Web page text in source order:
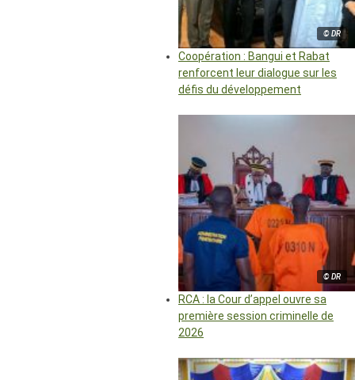
© DR
Coopération : Bangui et Rabat
renforcent leur dialogue sur les
défis du développement
© DR
RCA : la Cour d’appel ouvre sa
première session criminelle de
2026